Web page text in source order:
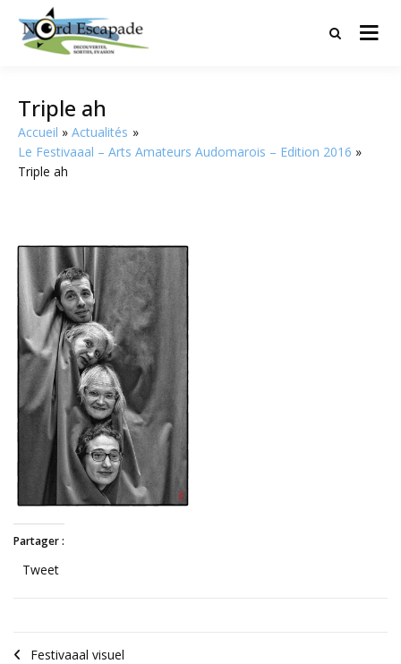
Tourisme et randonnées en Hauts
Triple ah
Accueil
Actualités
Le Festivaaal – Arts Amateurs Audomarois – Edition 2016
Triple ah
Partager :
Tweet
Festivaaal visuel